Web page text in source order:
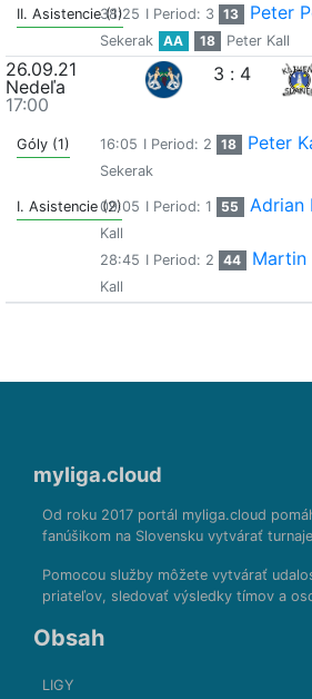
II. Asistencie (1)
38:25 I Period: 3 13 Peter
Sekerak
AA 18 Peter Kall
26.09.21
Nedeľa
17:00
3 : 4
Góly (1) 16:05 I Period: 2 18 Peter
Sekerak
I. Asistencie (2)09:05 I Period: 1 55 Adrian
Kall
28:45 I Period: 2 44 Martin
Kall
myliga.cloud
Od roku 2017 portál myliga.cloud
fanúšikom na Slovensku vytvárať
Pomocou služby môžete vytvárať
priateľov, sledovať výsledky tímov a
Obsah
LIGY